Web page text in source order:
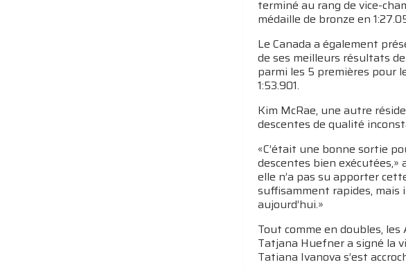
terminé au rang de vice-
médaille de bronze en
Le Canada a également
de ses meilleurs résultats
parmi les 5 premières pour
1:53.901.
Kim McRae, une autre
descentes de qualité
«C’était une bonne sortie
descentes bien
elle n’a pas su apporter
suffisamment rapides,
aujourd’hui.»
Tout comme en doubles,
Tatjana Huefner a signé la
Tatiana Ivanova s’est